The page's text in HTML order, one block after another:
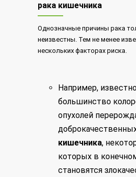
рака кишечника
Однозначные причины рака
неизвестны. Тем не менее
нескольких факторах риска.
Например,
большинство
опухолей
кишечника,
которых в
становятся